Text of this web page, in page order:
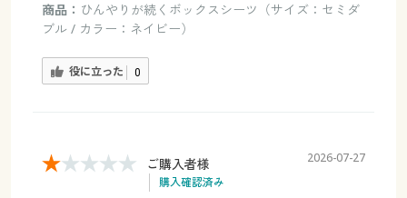
商品： ひんやりが続くボックスシーツ（サイズ：セミダ
ブル / カラー：ネイビー）
役に立った 0
ご購入者様
購入確認済み
2026-07-27